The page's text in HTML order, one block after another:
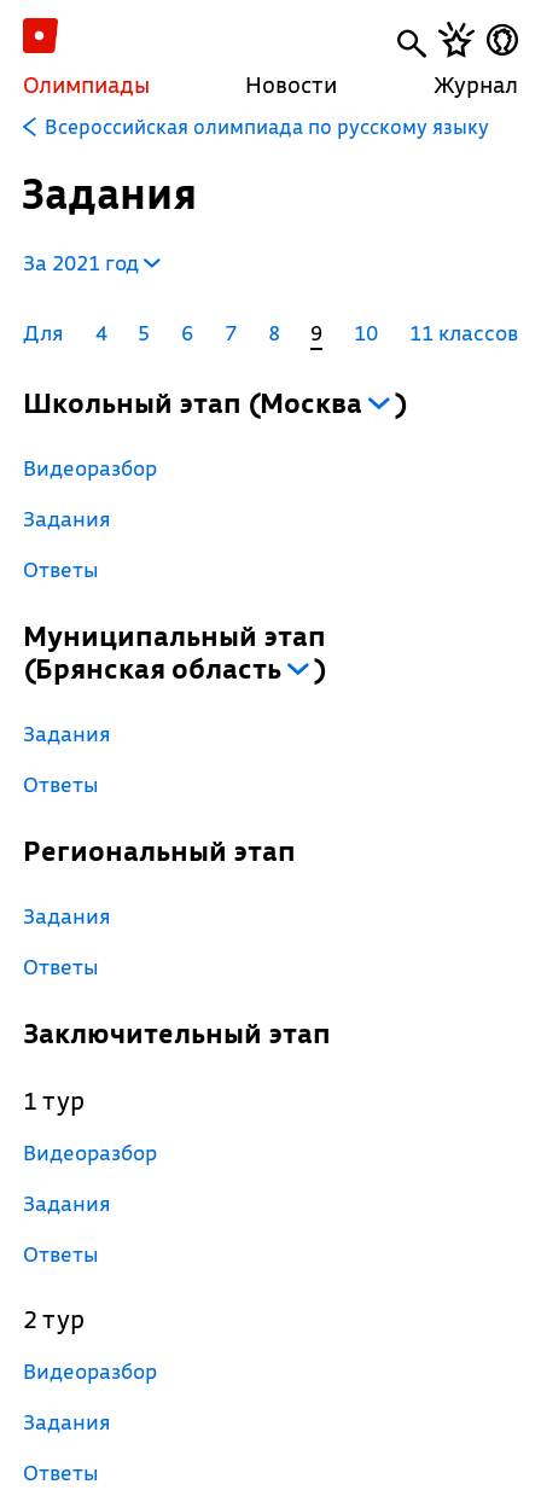
Олимпиады Новости Журнал
Всероссийская олимпиада по русскому языку
Задания
За 2021 год
Для 4 5 6 7 8 9 10 11 классов
Школьный этап (Москва )
Видеоразбор
Задания
Ответы
Муниципальный этап
(Брянская область )
Задания
Ответы
Региональный этап
Задания
Ответы
Заключительный этап
1 тур
Видеоразбор
Задания
Ответы
2 тур
Видеоразбор
Задания
Ответы